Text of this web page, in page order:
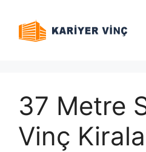
37 Metre
Vinç